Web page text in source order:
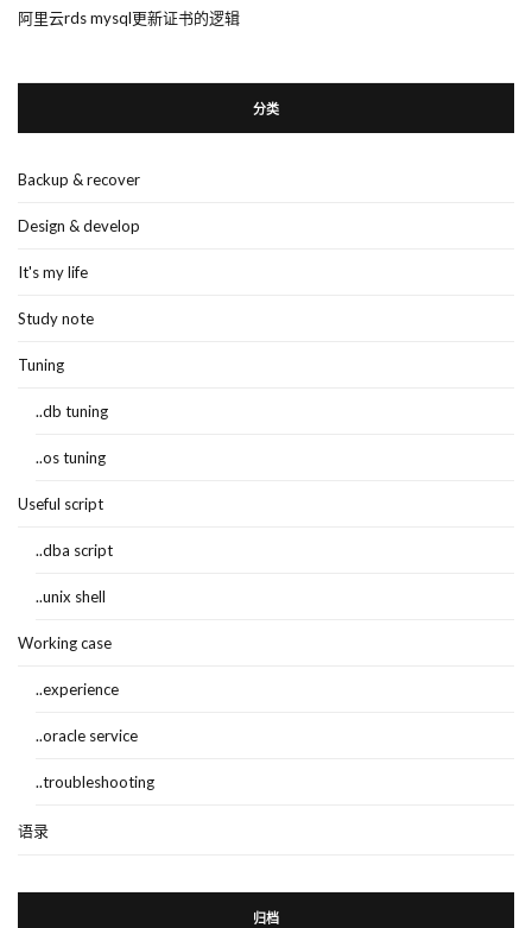
阿里云rds mysql更新证书的逻辑
分类
Backup & recover
Design & develop
It's my life
Study note
Tuning
..db tuning
..os tuning
Useful script
..dba script
..unix shell
Working case
..experience
..oracle service
..troubleshooting
语录
归档